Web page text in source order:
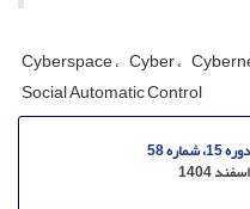
Cyberspace Cyber
Social Automatic Control
دوره 15، شماره 58
اسفند 1404